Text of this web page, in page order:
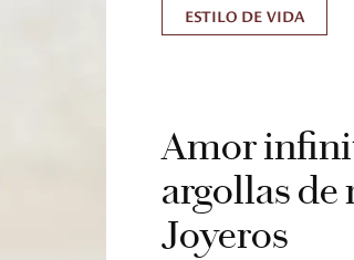
ESTILO DE VIDA
Amor
argollas de
Joyeros